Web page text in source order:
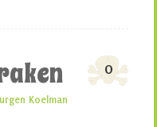
0
Jurgen Koelman